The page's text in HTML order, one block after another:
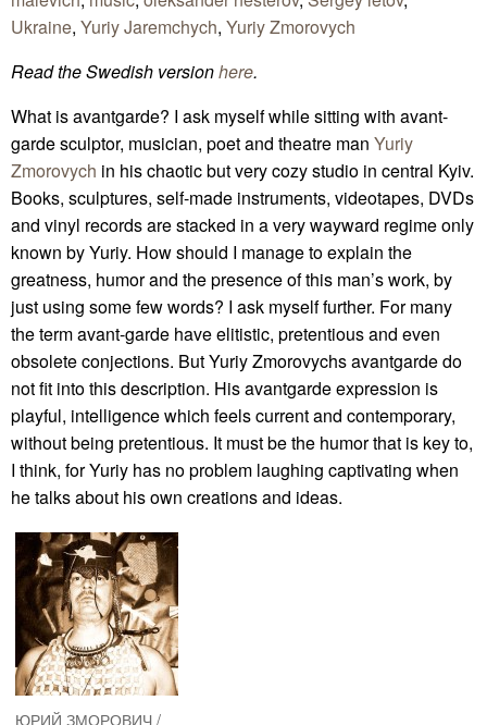
Ukraine, Yuriy Jaremchych, Yuriy Zmorovych
Read the Swedish versionhere.
What is avantgarde? I ask myself while sitting with avant-
garde sculptor, musician, poet and theatre man Yuriy
Zmorovych in his chaotic but very cozy studio in central Kyiv.
Books, sculptures, self-made instruments, videotapes, DVDs
and vinyl records are stacked in a very wayward regime only
known by Yuriy. How should I manage to explain the
greatness, humor and the presence of this man’s work, by
just using some few words? I ask myself further. For many
the term avant-garde have elitistic, pretentious and even
obsolete conjections. But Yuriy Zmorovychs avantgarde do
not fit into this description. His avantgarde expression is
playful, intelligence which feels current and contemporary,
without being pretentious. It must be the humor that is key to,
I think, for Yuriy has no problem laughing captivating when
he talks about his own creations and ideas.
ЮРИЙ ЗМОРОВИЧ /